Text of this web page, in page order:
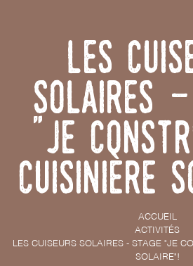
Les
Solaires
"je
cuisinière
ACCUEIL
ACTIVITÉS
LES CUISEURS SOLAIRES - STAGE "JE
SOLAIRE"!